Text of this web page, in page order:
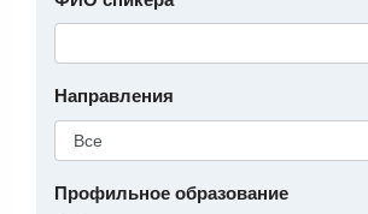
Направления
Профильное образование